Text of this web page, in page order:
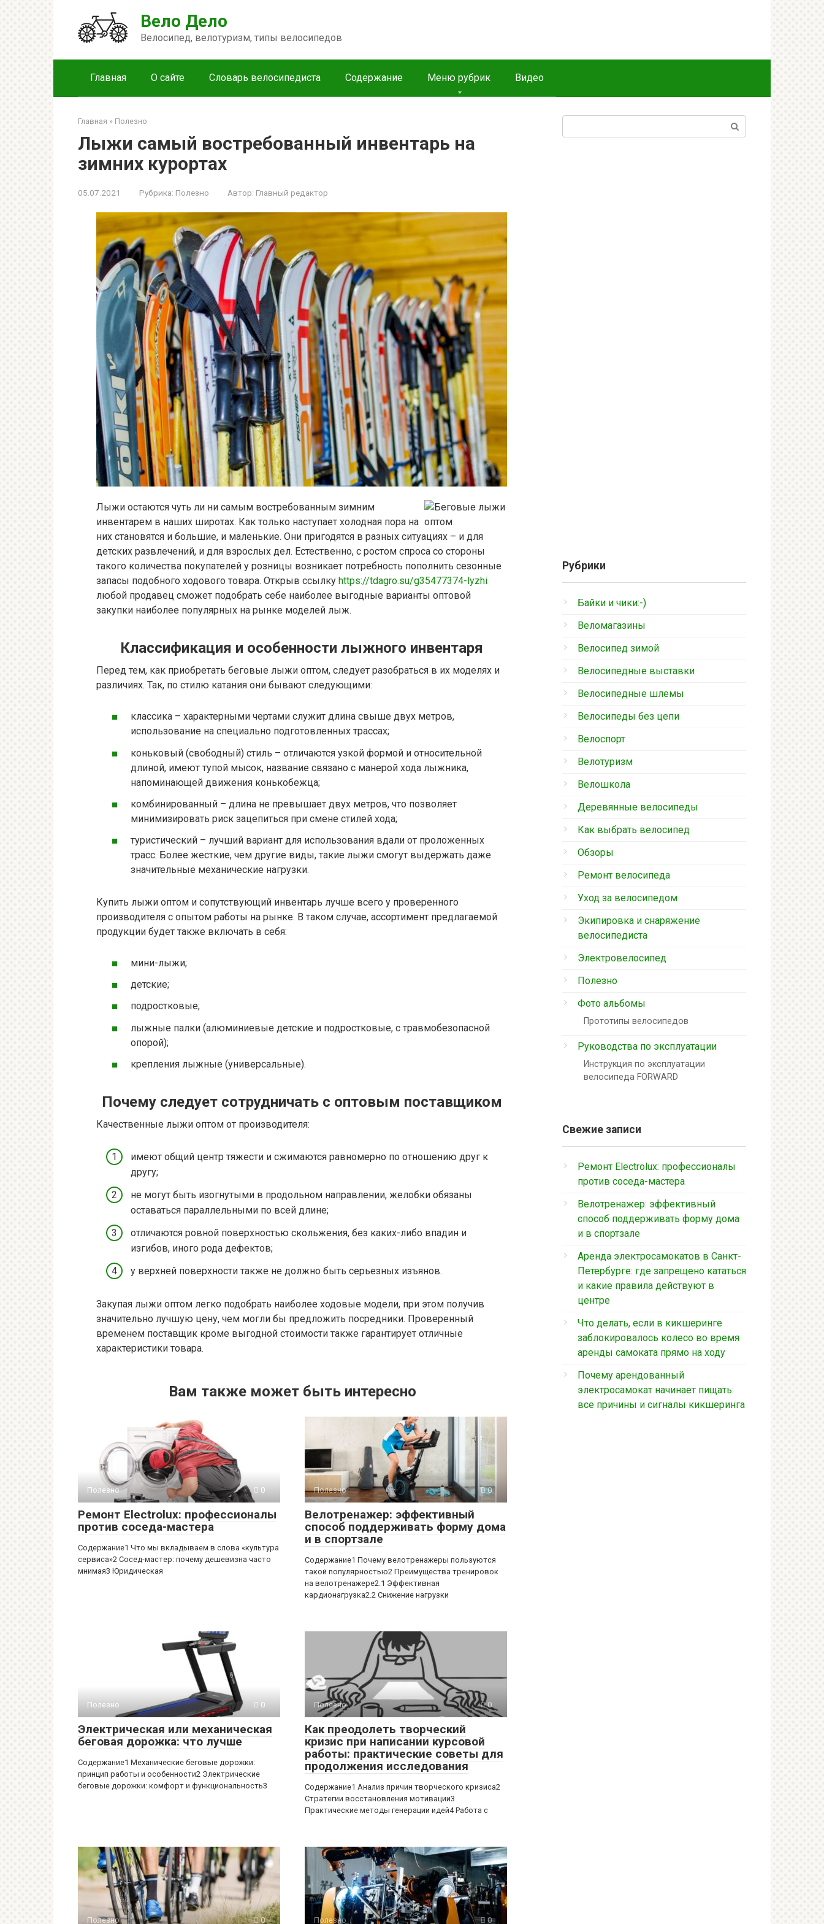
Вело Дело
Велосипед, велотуризм, типы велосипедов
Главная О сайте Словарь велосипедиста Содержание Меню рубрик Видео
Главная » Полезно
Лыжи самый востребованный инвентарь на
зимних курортах
05.07.2021 Рубрика: Полезно Автор: Главный редактор
Лыжи остаются чуть ли ни самым востребованным зимним
инвентарем в наших широтах. Как только наступает холодная пора на
них становятся и большие, и маленькие. Они пригодятся в разных ситуациях – и для
детских развлечений, и для взрослых дел. Естественно, с ростом спроса со стороны
такого количества покупателей у розницы возникает потребность пополнить сезонные
запасы подобного ходового товара. Открыв ссылку https://tdagro.su/g35477374-lyzhi
любой продавец сможет подобрать себе наиболее выгодные варианты оптовой
закупки наиболее популярных на рынке моделей лыж.
Классификация и особенности лыжного инвентаря
Перед тем, как приобретать беговые лыжи оптом, следует разобраться в их моделях и
различиях. Так, по стилю катания они бывают следующими:
классика – характерными чертами служит длина свыше двух метров,
использование на специально подготовленных трассах;
коньковый (свободный) стиль – отличаются узкой формой и относительной
длиной, имеют тупой мысок, название связано с манерой хода лыжника,
напоминающей движения конькобежца;
комбинированный – длина не превышает двух метров, что позволяет
минимизировать риск зацепиться при смене стилей хода;
туристический – лучший вариант для использования вдали от проложенных
трасс. Более жесткие, чем другие виды, такие лыжи смогут выдержать даже
значительные механические нагрузки.
Купить лыжи оптом и сопутствующий инвентарь лучше всего у проверенного
производителя с опытом работы на рынке. В таком случае, ассортимент предлагаемой
продукции будет также включать в себя:
мини-лыжи;
детские;
подростковые;
лыжные палки (алюминиевые детские и подростковые, с травмобезопасной
опорой);
крепления лыжные (универсальные).
Почему следует сотрудничать с оптовым поставщиком
Качественные лыжи оптом от производителя:
имеют общий центр тяжести и сжимаются равномерно по отношению друг к
другу;
не могут быть изогнутыми в продольном направлении, желобки обязаны
оставаться параллельными по всей длине;
отличаются ровной поверхностью скольжения, без каких-либо впадин и
изгибов, иного рода дефектов;
у верхней поверхности также не должно быть серьезных изъянов.
Закупая лыжи оптом легко подобрать наиболее ходовые модели, при этом получив
значительно лучшую цену, чем могли бы предложить посредники. Проверенный
временем поставщик кроме выгодной стоимости также гарантирует отличные
характеристики товара.
Вам также может быть интересно
Полезно 0
Ремонт Electrolux: профессионалы
против соседа-мастера
Содержание1 Что мы вкладываем в слова «культура
сервиса»2 Сосед-мастер: почему дешевизна часто
мнимая3 Юридическая
Полезно 0
Велотренажер: эффективный
способ поддерживать форму дома
и в спортзале
Содержание1 Почему велотренажеры пользуются
такой популярностью2 Преимущества тренировок
на велотренажере2.1 Эффективная
кардионагрузка2.2 Снижение нагрузки
Полезно 0
Электрическая или механическая
беговая дорожка: что лучше
Содержание1 Механические беговые дорожки:
принцип работы и особенности2 Электрические
беговые дорожки: комфорт и функциональность3
Полезно 0
Как преодолеть творческий
кризис при написании курсовой
работы: практические советы для
продолжения исследования
Содержание1 Анализ причин творческого кризиса2
Стратегии восстановления мотивации3
Практические методы генерации идей4 Работа с
Полезно 0 Полезно 0
Рубрики
Байки и чики:-)
Веломагазины
Велосипед зимой
Велосипедные выставки
Велосипедные шлемы
Велосипеды без цепи
Велоспорт
Велотуризм
Велошкола
Деревянные велосипеды
Как выбрать велосипед
Обзоры
Ремонт велосипеда
Уход за велосипедом
Экипировка и снаряжение
велосипедиста
Электровелосипед
Полезно
Фото альбомы
Прототипы велосипедов
Руководства по эксплуатации
Инструкция по эксплуатации
велосипеда FORWARD
Свежие записи
Ремонт Electrolux: профессионалы
против соседа-мастера
Велотренажер: эффективный
способ поддерживать форму дома
и в спортзале
Аренда электросамокатов в Санкт-
Петербурге: где запрещено кататься
и какие правила действуют в
центре
Что делать, если в кикшеринге
заблокировалось колесо во время
аренды самоката прямо на ходу
Почему арендованный
электросамокат начинает пищать:
все причины и сигналы кикшеринга